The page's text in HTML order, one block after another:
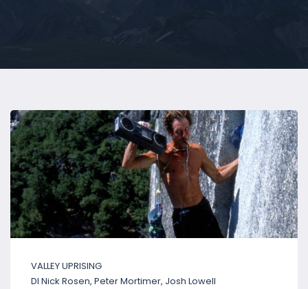
VALLEY UPRISING
DI Nick Rosen, Peter Mortimer, Josh Lowell